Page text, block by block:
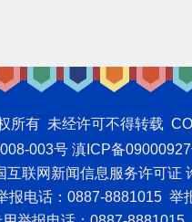
有 未经许可不得转载
003号 滇ICP备
互联网新闻信息服务许可证
报电话：0887-8881015 举